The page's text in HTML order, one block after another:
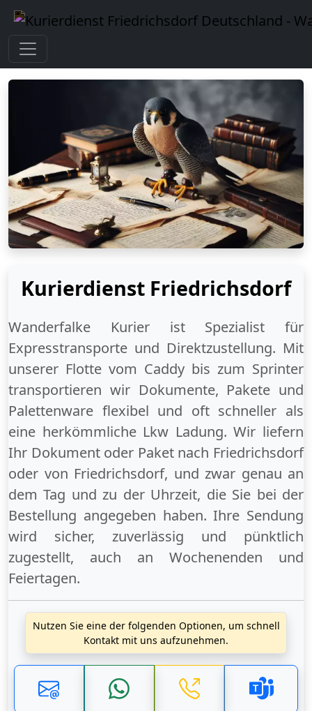
Kurierdienst Friedrichsdorf
Wanderfalke Kurier ist Spezialist für
Expresstransporte und Direktzustellung. Mit
unserer Flotte vom Caddy bis zum Sprinter
transportieren wir Dokumente, Pakete und
Palettenware flexibel und oft schneller als
eine herkömmliche Lkw Ladung. Wir liefern
Ihr Dokument oder Paket nach Friedrichsdorf
oder von Friedrichsdorf, und zwar genau an
dem Tag und zu der Uhrzeit, die Sie bei der
Bestellung angegeben haben. Ihre Sendung
wird sicher, zuverlässig und pünktlich
zugestellt, auch an Wochenenden und
Feiertagen.
Nutzen Sie eine der folgenden Optionen, um schnell
Kontakt mit uns aufzunehmen.